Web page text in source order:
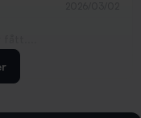
2026/02/19